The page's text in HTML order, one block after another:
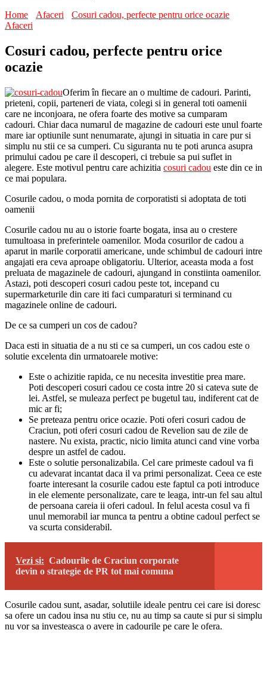
Home
Afaceri
Cosuri cadou, perfecte pentru orice ocazie
Afaceri
Cosuri cadou, perfecte pentru orice
ocazie
Oferim în fiecare an o multime de cadouri. Parinti,
prieteni, copii, parteneri de viata, colegi si in general toti oamenii
care ne inconjoara, ne ofera foarte des motive sa cumparam
cadouri. Chiar daca numarul de magazine de cadouri este unul foarte
mare iar optiunile sunt nenumarate, ajungi in situatia in care pur si
simplu nu stii ce sa cumperi. Cu siguranta nu te poti arunca asupra
primului cadou pe care il descoperi, ci trebuie sa pui suflet in
alegere. Este motivul pentru care achizitia cosuri cadou este din ce in
ce mai populara.
Cosurile cadou, o moda pornita de corporatisti si adoptata de toti
oamenii
Cosurile cadou nu au o istorie foarte bogata, insa au o crestere
tumultoasa in preferintele oamenilor. Moda cosurilor de cadou a
aparut in marile corporatii americane, unde schimbul de cadouri intre
angajati era ceva aproape obligatoriu. Ulterior, aceasta moda a fost
preluata de magazinele de cadouri, ajungand in constiinta oamenilor.
Astazi, poti descoperi cosuri cadou peste tot, incepand cu
supermarketurile din care iti faci cumparaturi si terminand cu
magazinele online de cadouri.
De ce sa cumperi un cos de cadou?
Daca esti in situatia de a nu sti ce sa cumperi, un cos cadou este o
solutie excelenta din urmatoarele motive:
Este o achizitie rapida, ce nu necesita investitie prea mare.
Poti descoperi cosuri cadou ce costa intre 20 si cateva sute de
lei. Astfel, se muleaza perfect pe bugetul tau, indiferent cat de
mic ar fi;
Se preteaza pentru orice ocazie. Poti oferi cosuri cadou de
Craciun, poti oferi cosuri cadou de Revelion sau de zile de
nastere. Nu exista, practic, nicio limita atunci cand vine vorba
despre un astfel de cadou.
Este o solutie personalizabila. Cel care primeste cadoul va fi
cu adevarat incantat daca il va primi personalizat. Ceea ce este
foarte interesant la cosurile cadou este faptul ca poti introduce
in ele elemente personalizate, care te leaga, intr-un fel sau altul
de persoana careia ii oferi cadoul. In felul acesta cosul va fi
unul memorabil iar munca ta pentru a obtine cadoul perfect se
va scurta considerabil.
Vezi si: Cadourile de Craciun corporate
devin o strategie de PR tot mai comuna
Cosurile cadou sunt, asadar, solutiile ideale pentru cei care isi doresc
sa ofere un cadou insa nu stiu ce, nu au timp sa caute si pur si simplu
nu vor sa investeasca o avere in cadourile pe care le ofera.